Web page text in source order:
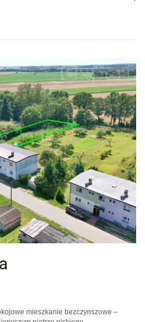
mieszkanie bezczynszowe –